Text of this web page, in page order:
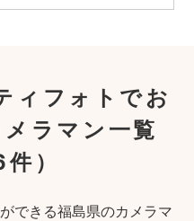
ィフォトでお
ラマン一覧
）
できる福島県のカメラマ